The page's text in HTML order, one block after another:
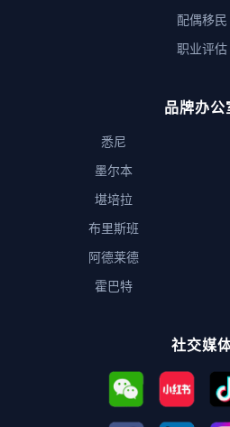
配偶移民
职业评估
品牌办公
悉尼
墨尔本
堪培拉
布里斯班
阿德莱德
霍巴特
社交媒